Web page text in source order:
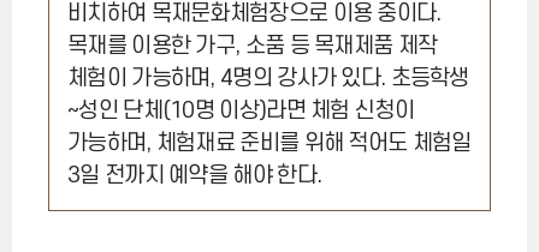
비치하여 목재문화체험장으로 이용 중이다.
목재를 이용한 가구, 소품 등 목재제품 제작
체험이 가능하며, 4명의 강사가 있다. 초등학생
~성인 단체(10명 이상)라면 체험 신청이
가능하며, 체험재료 준비를 위해 적어도 체험일
3일 전까지 예약을 해야 한다.